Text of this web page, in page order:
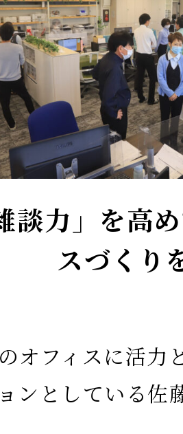
力」を高
スづくり
のオフィスに活
ンとしている佐